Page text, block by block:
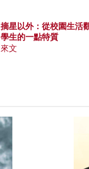
摘星以外：從校園生活
學生的一點特質
來文